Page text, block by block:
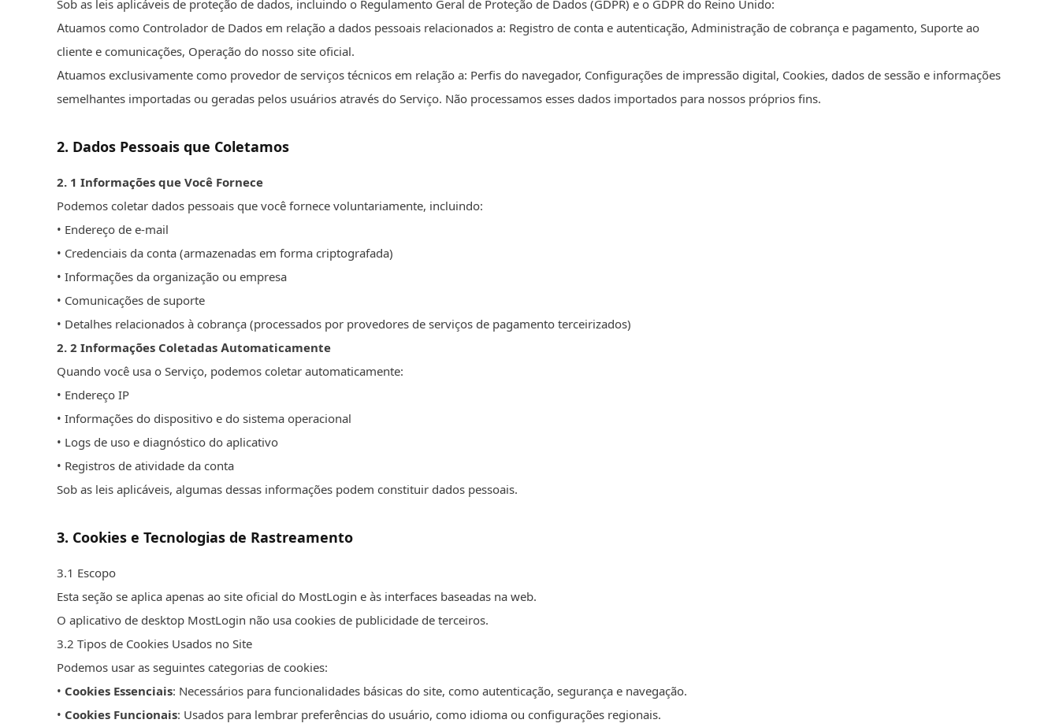
Sob as leis aplicáveis de proteção de dados, incluindo o Regulamento Geral de Proteção de Dados (GDPR) e o GDPR do Reino Unido:
Atuamos como Controlador de Dados em relação a dados pessoais relacionados a: Registro de conta e autenticação, Administração de cobrança e pagamento, Suporte ao
cliente e comunicações, Operação do nosso site oficial.
Atuamos exclusivamente como provedor de serviços técnicos em relação a: Perfis do navegador, Configurações de impressão digital, Cookies, dados de sessão e informações
semelhantes importadas ou geradas pelos usuários através do Serviço. Não processamos esses dados importados para nossos próprios fins.
2. Dados Pessoais que Coletamos
2. 1 Informações que Você Fornece
Podemos coletar dados pessoais que você fornece voluntariamente, incluindo:
• Endereço de e-mail
• Credenciais da conta (armazenadas em forma criptografada)
• Informações da organização ou empresa
• Comunicações de suporte
• Detalhes relacionados à cobrança (processados por provedores de serviços de pagamento terceirizados)
2. 2 Informações Coletadas Automaticamente
Quando você usa o Serviço, podemos coletar automaticamente:
• Endereço IP
• Informações do dispositivo e do sistema operacional
• Logs de uso e diagnóstico do aplicativo
• Registros de atividade da conta
Sob as leis aplicáveis, algumas dessas informações podem constituir dados pessoais.
3. Cookies e Tecnologias de Rastreamento
3.1 Escopo
Esta seção se aplica apenas ao site oficial do MostLogin e às interfaces baseadas na web.
O aplicativo de desktop MostLogin não usa cookies de publicidade de terceiros.
3.2 Tipos de Cookies Usados no Site
Podemos usar as seguintes categorias de cookies:
• Cookies Essenciais: Necessários para funcionalidades básicas do site, como autenticação, segurança e navegação.
• Cookies Funcionais: Usados para lembrar preferências do usuário, como idioma ou configurações regionais.